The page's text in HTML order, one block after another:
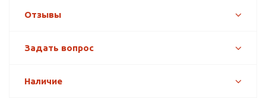
Отзывы
Задать вопрос
Наличие